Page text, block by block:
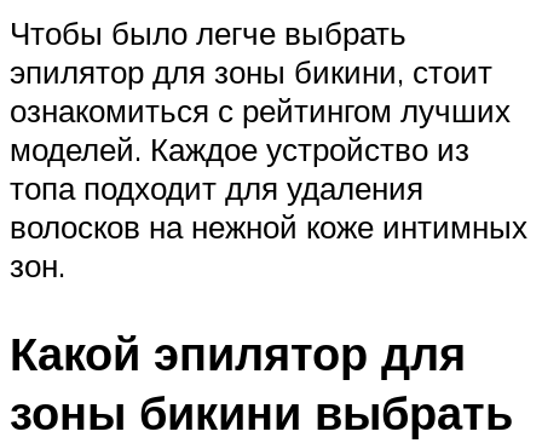
Чтобы было легче выбрать
эпилятор для зоны бикини, стоит
ознакомиться с рейтингом лучших
моделей. Каждое устройство из
топа подходит для удаления
волосков на нежной коже интимных
зон.
Какой эпилятор для
зоны бикини выбрать